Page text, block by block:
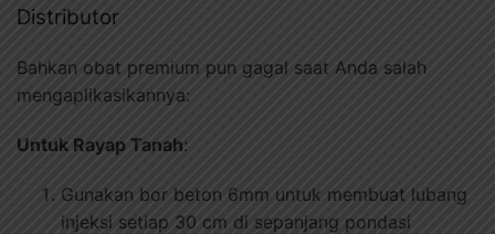
Distributor
Bahkan obat premium pun gagal saat Anda salah
mengaplikasikannya:
Untuk Rayap Tanah:
Gunakan bor beton 6mm untuk membuat lubang
injeksi setiap 30 cm di sepanjang pondasi